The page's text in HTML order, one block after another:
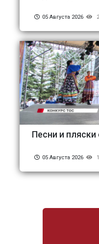
05 Августа 2026
Песни и пляски
05 Августа 2026